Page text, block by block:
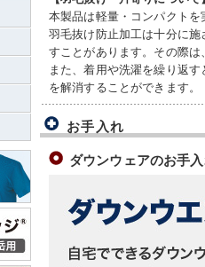
本製品は軽量・コンパクトを
羽毛抜け防止加工は十分に
すことがあります。その際は
また、着用や洗濯を繰り返
を解消することができます。
お手入れ
ダウンウェアのお手